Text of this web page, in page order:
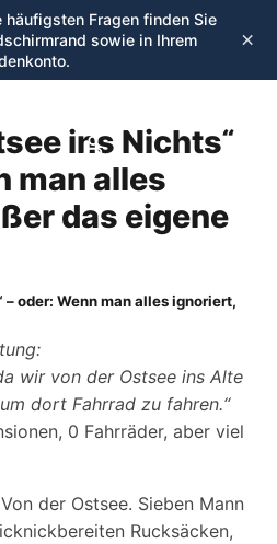
Fragen finden Sie
sowie in Ihrem
×
☰
ins Nichts“
man alles
das eigene
– oder: Wenn man alles ignoriert,
wir von der Ostsee ins Alte
dort Fahrrad zu fahren.“
0 Fahrräder, aber viel
der Ostsee. Sieben Mann
Rucksäcken,